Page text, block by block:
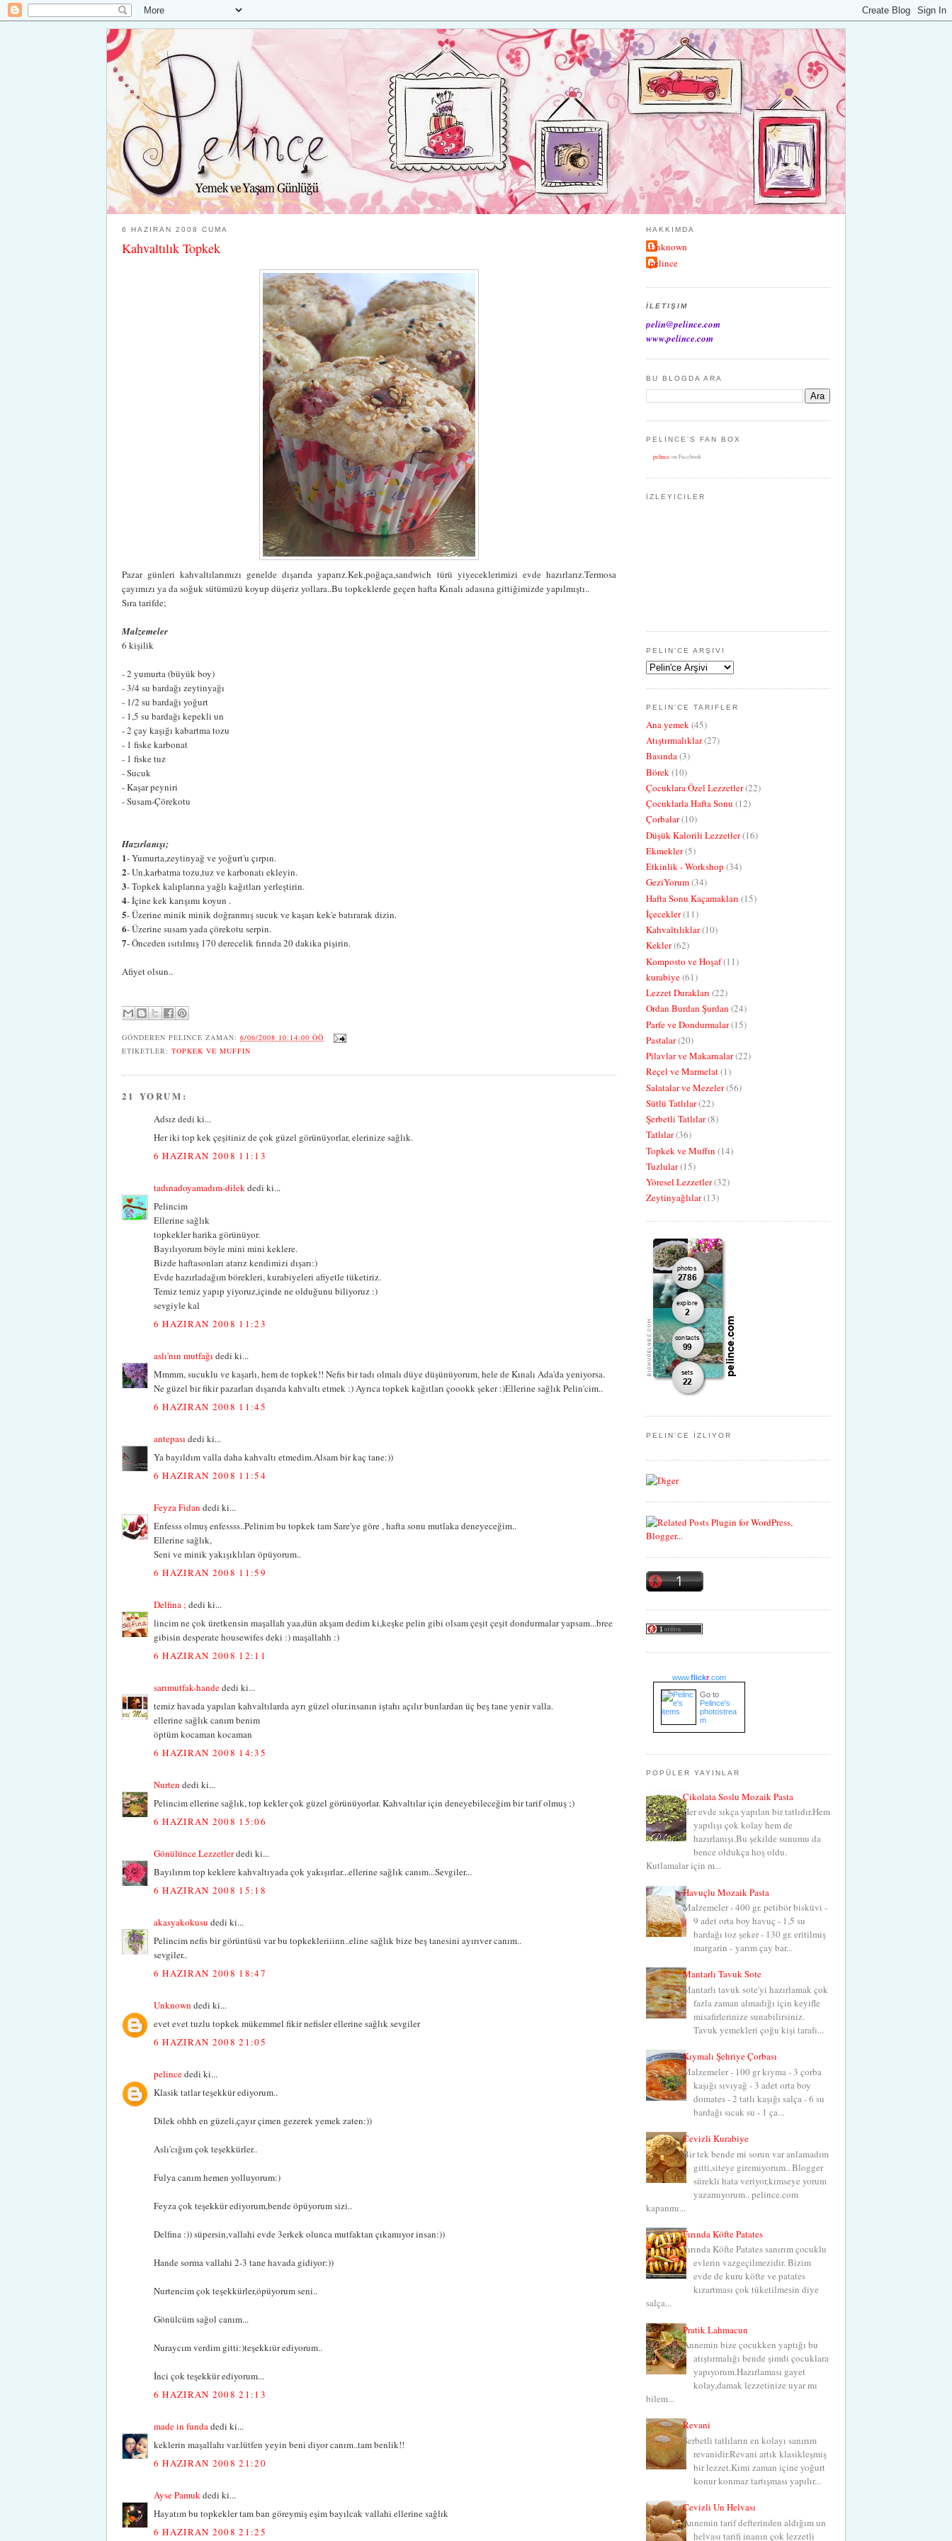
6 HAZIRAN 2008 CUMA
Kahvaltılık Topkek
Pazar günleri kahvaltılarımızı genelde dışarıda yaparız.Kek,poğaça,sandwich türü yiyeceklerimizi evde hazırlarız.Termosa
çayımızı ya da soğuk sütümüzü koyup düşeriz yollara..Bu topkeklerde geçen hafta Kınalı adasına gittiğimizde yapılmıştı..
Sıra tarifde;
Malzemeler
6 kişilik
- 2 yumurta (büyük boy)
- 3/4 su bardağı zeytinyağı
- 1/2 su bardağı yoğurt
- 1,5 su bardağı kepekli un
- 2 çay kaşığı kabartma tozu
- 1 fiske karbonat
- 1 fiske tuz
- Sucuk
- Kaşar peyniri
- Susam-Çörekotu
Hazırlanışı;
1- Yumurta,zeytinyağ ve yoğurt'u çırpın.
2- Un,karbatma tozu,tuz ve karbonatı ekleyin.
3- Topkek kalıplarına yağlı kağıtları yerleştirin.
4- İçine kek karışımı koyun .
5- Üzerine minik minik doğranmış sucuk ve kaşarı kek'e batırarak dizin.
6- Üzerine susam yada çörekotu serpin.
7- Önceden ısıtılmış 170 derecelik fırında 20 dakika pişirin.
Afiyet olsun..
GÖNDEREN PELINCE ZAMAN:6/06/2008 10:14:00 ÖÖ
ETIKETLER: TOPKEK VE MUFFIN
21 YORUM:
Adsız dedi ki...
Her iki top kek çeşitiniz de çok güzel görünüyorlar, elerinize sağlık.
6 HAZIRAN 2008 11:13
tadınadoyamadım-dilek dedi ki...
Pelincim
Ellerine sağlık
topkekler harika görünüyor.
Bayılıyorum böyle mini mini keklere.
Bizde haftasonları atarız kendimizi dışarı:)
Evde hazırladağım börekleri, kurabiyeleri afiyetle tüketiriz.
Temiz temiz yapıp yiyoruz,içinde ne olduğunu biliyoruz :)
sevgiyle kal
6 HAZIRAN 2008 11:23
aslı'nın mutfağı dedi ki...
Mmmm, sucuklu ve kaşarlı, hem de topkek!! Nefis bir tadı olmalı düye düşünüyorum, hele de Kınalı Ada'da yeniyorsa.
Ne güzel bir fikir pazarları dışarıda kahvaltı etmek :) Ayrıca topkek kağıtları çoookk şeker :)Ellerine sağlık Pelin'cim..
6 HAZIRAN 2008 11:45
antepası dedi ki...
Ya bayıldım valla daha kahvaltı etmedim.Alsam bir kaç tane:))
6 HAZIRAN 2008 11:54
Feyza Fidan dedi ki...
Enfesss olmuş enfessss..Pelinim bu topkek tam Sare'ye göre , hafta sonu mutlaka deneyeceğim..
Ellerine sağlık,
Seni ve minik yakışıklıları öpüyorum..
6 HAZIRAN 2008 11:59
Delfina ; dedi ki...
lincim ne çok üretkensin maşallah yaa,dün akşam dedim ki,keşke pelin gibi olsam çeşit çeşit dondurmalar yapsam...bree
gibisin desperate housewifes deki :) maşallahh :)
6 HAZIRAN 2008 12:11
sarımutfak-handededi ki...
temiz havada yapılan kahvaltılarda ayrı güzel olur.insanın iştahı açılır bunlardan üç beş tane yenir valla.
ellerine sağlık canım benim
öptüm kocaman kocaman
6 HAZIRAN 2008 14:35
Nurten dedi ki...
Pelincim ellerine sağlık, top kekler çok güzel görünüyorlar. Kahvaltılar için deneyebileceğim bir tarif olmuş ;)
6 HAZIRAN 2008 15:06
Gönülünce Lezzetlerdedi ki...
Bayılırım top keklere kahvaltıyada çok yakışırlar...ellerine sağlık canım...Sevgiler...
6 HAZIRAN 2008 15:18
akasyakokusu dedi ki...
Pelincim nefis bir görüntüsü var bu topkekleriiinn..eline sağlık bize beş tanesini ayırıver canım..
sevgiler..
6 HAZIRAN 2008 18:47
Unknown dedi ki...
evet evet tuzlu topkek mükemmel fikir nefisler ellerine sağlık sevgiler
6 HAZIRAN 2008 21:05
pelincededi ki...
Klasik tatlar teşekkür ediyorum..
Dilek ohhh en güzeli,çayır çimen gezerek yemek zaten:))
Aslı'cığım çok teşekkürler..
Fulya canım hemen yolluyorum:)
Feyza çok teşekkür ediyorum,bende öpüyorum sizi..
Delfina :)) süpersin,vallahi evde 3erkek olunca mutfaktan çıkamıyor insan:))
Hande sorma vallahi 2-3 tane havada gidiyor:))
Nurtencim çok teşekkürler,öpüyorum seni..
Gönülcüm sağol canım...
Nuraycım verdim gitti:)teşekkıür ediyorum..
İnci çok teşekkür ediyorum...
6 HAZIRAN 2008 21:13
made in funda dedi ki...
keklerin maşallahı var.lütfen yeyin beni diyor canım..tam benlik!!
6 HAZIRAN 2008 21:20
Ayse Pamuk dedi ki...
Hayatım bu topkekler tam ban göreymiş eşim bayılcak vallahi ellerine sağlık
6 HAZIRAN 2008 21:25
HAKKIMDA
Unknown
pelince
İLETIŞIM
pelin@pelince.com
www.pelince.com
BU BLOGDA ARA
PELINCE'S FAN BOX
pelince on Facebook
İZLEYICILER
PELIN'CE ARŞIVI
PELIN'CE TARIFLER
Ana yemek(45)
Atıştırmalıklar(27)
Basında(3)
Börek(10)
Çocuklara Özel Lezzetler(22)
Çocuklarla Hafta Sonu (12)
Çorbalar(10)
Düşük Kalorili Lezzetler(16)
Ekmekler(5)
Etkinlik - Workshop (34)
GeziYorum(34)
Hafta Sonu Kaçamakları (15)
İçecekler(11)
Kahvaltılıklar(10)
Kekler(62)
Komposto ve Hoşaf(11)
kurabiye(61)
Lezzet Durakları (22)
Ordan Burdan Şurdan (24)
Parfe ve Dondurmalar(15)
Pastalar(20)
Pilavlar ve Makarnalar(22)
Reçel ve Marmelat(1)
Salatalar ve Mezeler(56)
Sütlü Tatlılar(22)
Şerbetli Tatlılar(8)
Tatlılar(36)
Topkek ve Muffın (14)
Tuzlular(15)
Yöresel Lezzetler(32)
Zeytinyağlılar(13)
PELIN'CE İZLIYOR
www.flickr.com
Go to
Pelince's
photostrea
m
POPÜLER YAYINLAR
Çikolata Soslu Mozaik Pasta
Her evde sıkça yapılan bir tatlıdır.Hem
yapılışı çok kolay hem de
hazırlanışı.Bu şekilde sunumu da
bence oldukça hoş oldu.
Kutlamalar için m...
Havuçlu Mozaik Pasta
Malzemeler - 400 gr. petibör bisküvi -
9 adet orta boy havuç - 1,5 su
bardağı toz şeker - 130 gr. eritilmiş
margarin - yarım çay bar...
Mantarlı Tavuk Sote
Mantarlı tavuk sote'yi hazırlamak çok
fazla zaman almadığı için keyifle
misafirlerinize sunabilirsiniz.
Tavuk yemekleri çoğu kişi tarafı...
Kıymalı Şehriye Çorbası
Malzemeler - 100 gr kıyma - 3 çorba
kaşığı sıvıyağ - 3 adet orta boy
domates - 2 tatlı kaşığı salça - 6 su
bardağı sıcak su - 1 ça...
Cevizli Kurabiye
Bir tek bende mi sorun var anlamadım
gitti,siteye giremiyorum.. Blogger
sürekli hata veriyor,kimseye yorum
yazamıyorum.. pelince.com
kapanmı...
Fırında Köfte Patates
Fırında Köfte Patates sanırım çocuklu
evlerin vazgeçilmezidir. Bizim
evde de kuru köfte ve patates
kızartması çok tüketilmesin diye
salça...
Pratik Lahmacun
Annemin bize çocukken yaptığı bu
atıştırmalığı bende şimdi çocuklara
yapıyorum.Hazırlaması gayet
kolay,damak lezzetinize uyar mı
bilem...
Revani
Şerbetli tatlıların en kolayı sanırım
revanidir.Revani artık klasikleşmiş
bir lezzet.Kimi zaman içine yoğurt
konur konmaz tartışması yapılır...
Cevizli Un Helvası
Annemin tarif defterinden aldığım un
helvası tarifi inanın çok lezzetli